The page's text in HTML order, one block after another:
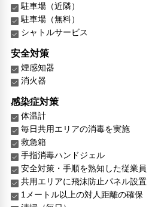
駐車場（近隣）
駐車場（無料）
シャトルサービス
安全対策
煙感知器
消火器
感染症対策
体温計
毎日共用エリアの消毒を実施
救急箱
手指消毒ハンドジェル
安全対策・手順を熟知した従業員
共用エリアに飛沫防止パネル設置
1メートル以上の対人距離の確保